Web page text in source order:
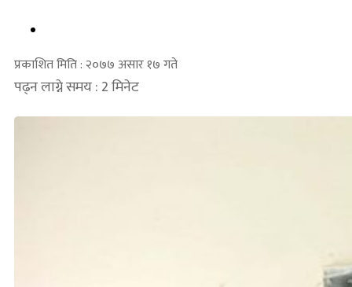
प्रकाशित मिति : २०७७ असार १७ गते
पढ्न लाग्ने समय : 2 मिनेट